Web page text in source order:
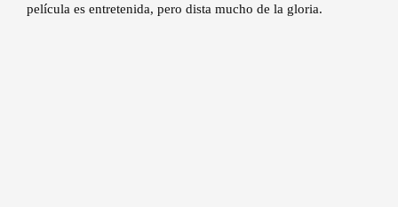
película es entretenida, pero dista mucho de la gloria.